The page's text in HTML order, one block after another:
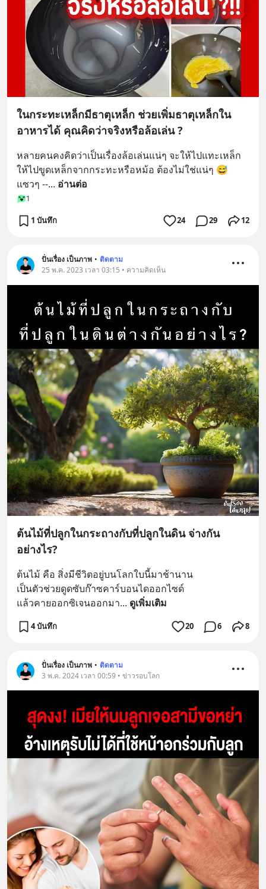
ในกระทะเหล็กมีธาตุเหล็ก ช่วยเพิ่มธาตุเหล็กใน
อาหารได้ คุณคิดว่าจริงหรือล้อเล่น ?
หลายคนคงคิดว่าเป็นเรื่องล้อเล่นแน่ๆ จะให้ไปแทะเหล็ก
ให้ไปขูดเหล็กจากกระทะหรือหม้อ ต้องไม่ใช่แน่ๆ 😅
แซวๆ --... อ่านต่อ
1
1 บันทึก 24 29 12
ปั่นเรื่อง เป็นภาพ • ติดตาม
25 พ.ค. 2023 เวลา 03:15 • ความคิดเห็น
ต้นไม้ที่ปลูกในกระถางกับที่ปลูกในดิน จ่างกัน
อย่างไร?
ต้นไม้ คือ สิ่งมีชีวิตอยู่บนโลกใบนี้มาช้านาน
เป็นตัวช่วยดูดซับก๊าซคาร์บอนไดออกไซด์
แล้วคายออกซิเจนออกมา... ดูเพิ่มเติม
4 บันทึก 20 6 8
ปั่นเรื่อง เป็นภาพ • ติดตาม
3 พ.ค. 2024 เวลา 00:59 • ข่าวรอบโลก